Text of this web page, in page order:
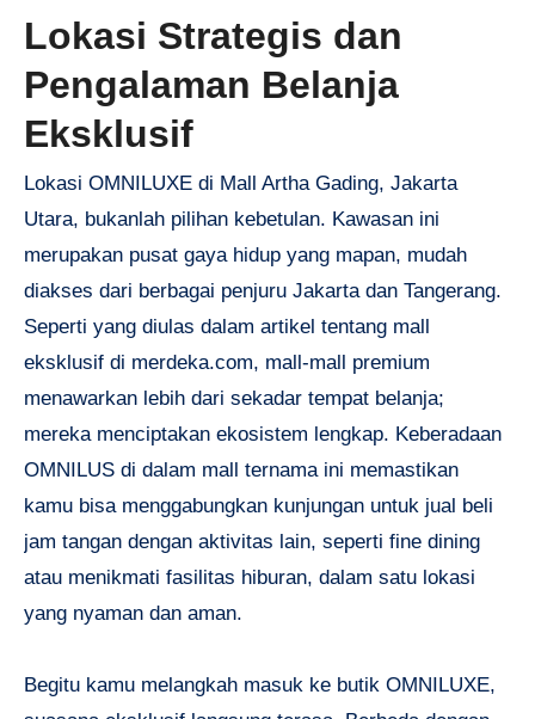
Lokasi Strategis dan
Pengalaman Belanja
Eksklusif
Lokasi OMNILUXE di Mall Artha Gading, Jakarta
Utara, bukanlah pilihan kebetulan. Kawasan ini
merupakan pusat gaya hidup yang mapan, mudah
diakses dari berbagai penjuru Jakarta dan Tangerang.
Seperti yang diulas dalam artikel tentang mall
eksklusif di merdeka.com, mall-mall premium
menawarkan lebih dari sekadar tempat belanja;
mereka menciptakan ekosistem lengkap. Keberadaan
OMNILUS di dalam mall ternama ini memastikan
kamu bisa menggabungkan kunjungan untuk jual beli
jam tangan dengan aktivitas lain, seperti fine dining
atau menikmati fasilitas hiburan, dalam satu lokasi
yang nyaman dan aman.
Begitu kamu melangkah masuk ke butik OMNILUXE,